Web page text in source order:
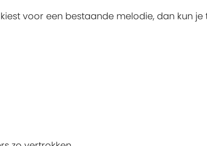
voor een bestaande melodie, dan kun je